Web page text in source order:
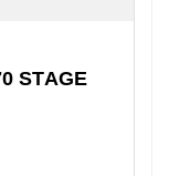
STAGE